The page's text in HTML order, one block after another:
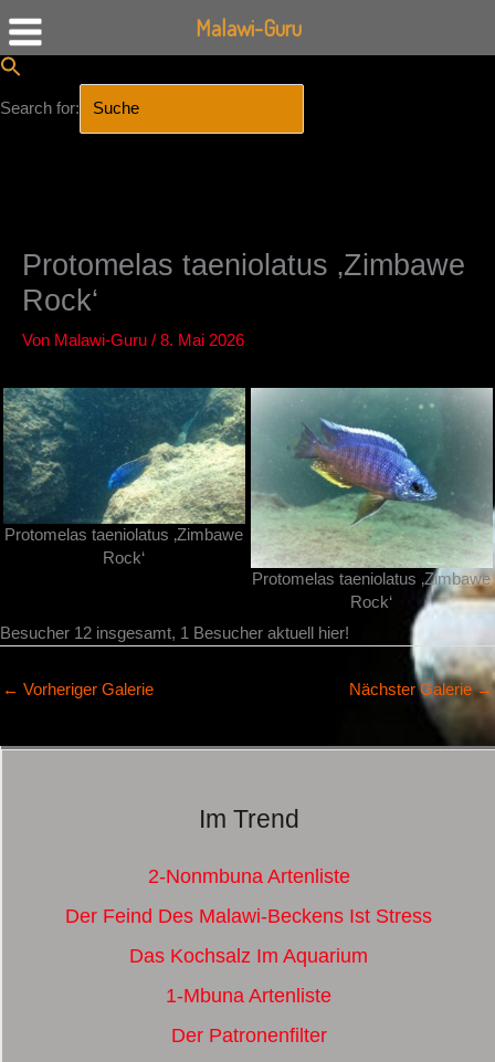
Search for:
Protomelas taeniolatus ‚Zimbawe
Rock‘
Von Malawi-Guru / 8. Mai 2026
Protomelas taeniolatus ‚Zimbawe
Rock‘
Protomelas taeniolatus ‚Zimbawe
Rock‘
Besucher 12 insgesamt, 1 Besucher aktuell hier!
← Vorheriger Galerie Nächster Galerie→
Im Trend
2-Nonmbuna Artenliste
Der Feind Des Malawi-Beckens Ist Stress
Das Kochsalz Im Aquarium
1-Mbuna Artenliste
Der Patronenfilter
Malawi-Guru